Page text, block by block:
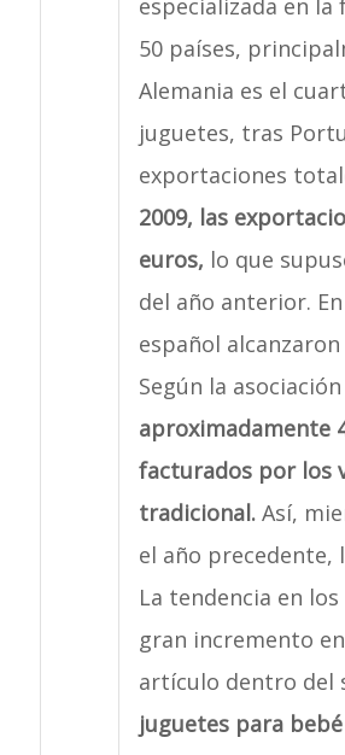
especializada en
50 países,
Alemania es el
juguetes, tras
exportaciones
2009, las
euros, lo que
del año anterior.
español
Según la
aproximadamente
facturados por los
tradicional.Así,
el año
La tendencia en
gran incremento
artículo dentro del
juguetes para